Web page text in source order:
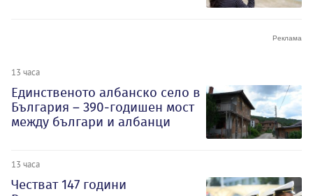
13 часа
Единственото албанско село в
България – 390-годишен мост
между българи и албанци
13 часа
Честват 147 години